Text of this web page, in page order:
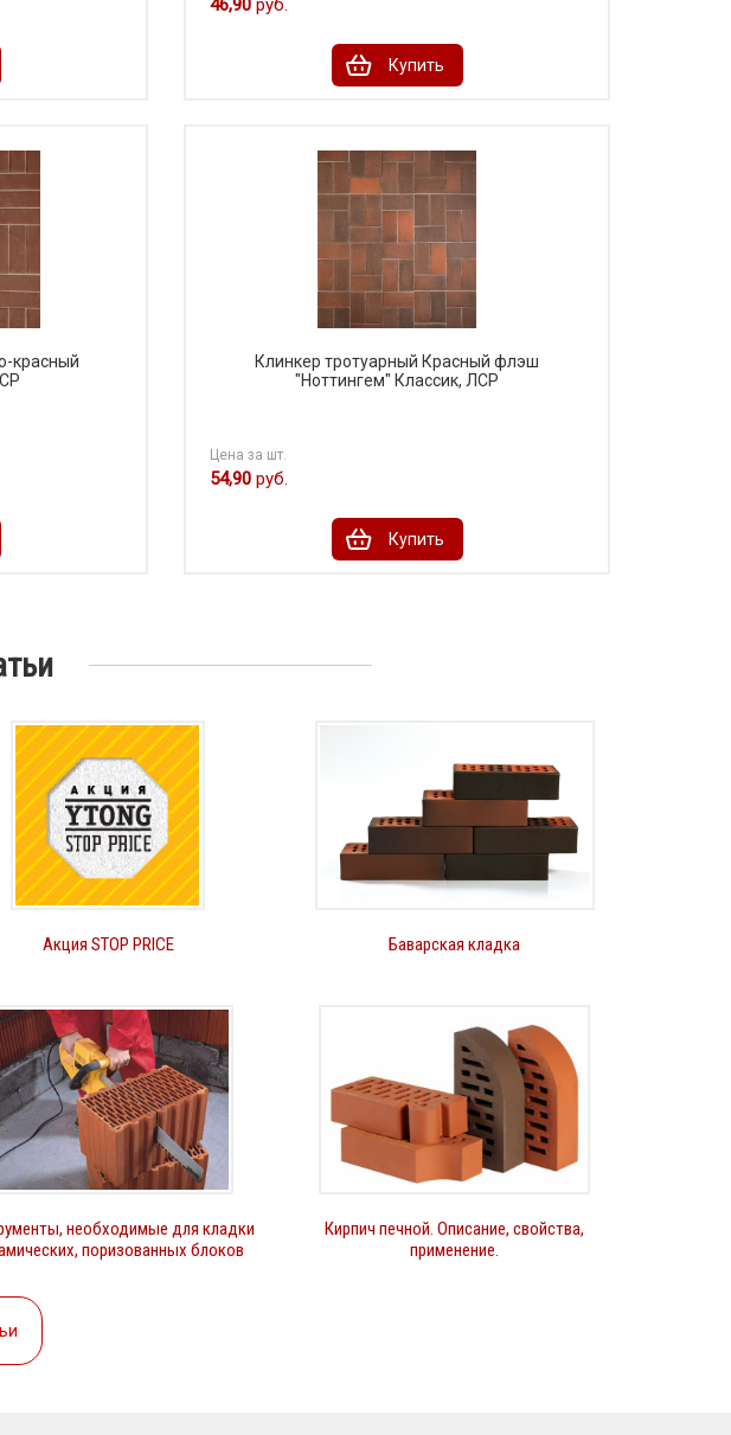
46,90 руб.
Купить
красный
Клинкер тротуарный Красный флэш
"Ноттингем" Классик, ЛСР
Цена за шт.
54,90 руб.
Купить
Акция STOP PRICE Баварская кладка
необходимые для кладки
поризованных блоков
Кирпич печной. Описание, свойства,
применение.